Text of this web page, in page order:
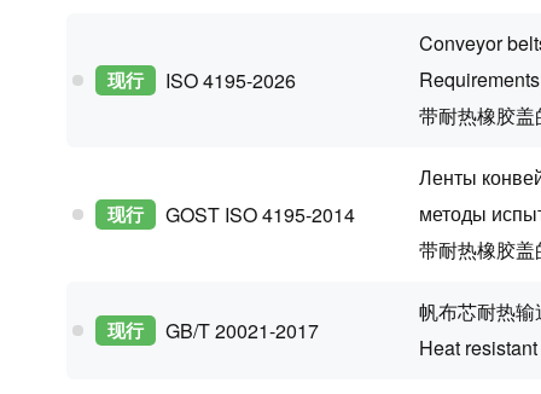
现行 ISO 4195-2026
Conveyor
带耐热橡胶
现行 GOST ISO 4195-2014
Ленты
методы
带耐热橡胶
现行 GB/T 20021-2017
帆布芯耐热输
Heat